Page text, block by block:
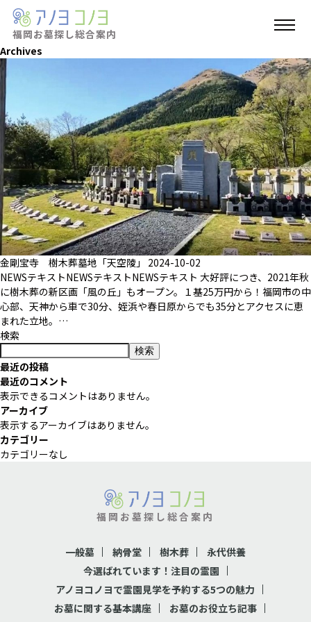
福岡お墓探し総合案内
Archives
金剛宝寺 樹木葬墓地「天空陵」
2024-10-02
NEWSテキストNEWSテキストNEWSテキスト 大好評につき、2021年秋
に樹木葬の新区画「風の丘」もオープン。１基25万円から！福岡市の中
心部、天神から車で30分、姪浜や春日原からでも35分とアクセスに恵
まれた立地。…
検索
検索
最近の投稿
最近のコメント
表示できるコメントはありません。
アーカイブ
表示するアーカイブはありません。
カテゴリー
カテゴリーなし
福岡お墓探し総合案内
一般墓 納骨堂 樹木葬
永代供養
今選ばれています！注目の霊園
アノヨコノヨで霊園見学を予約する5つの魅力
お墓に関する基本講座
お墓のお役立ち記事